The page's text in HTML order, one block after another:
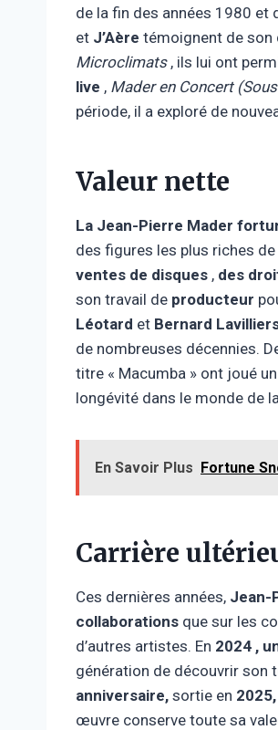
de la fin des années 1980 et
et J’Aère témoignent de son
Microclimats, ils lui ont
live , Mader en Concert
période, il a exploré de
Valeur nette
La Jean-Pierre Mader
des figures les plus riches
ventes de disques , des
son travail de producteur
Léotard et Bernard
de nombreuses décennies.
titre « Macumba » ont joué
longévité dans le monde de
En Savoir Plus Fortune
Carrière
Ces dernières années, Jean-
collaborations que sur les
d’autres artistes. En 2024 ,
génération de découvrir son
anniversaire, sortie en 2025,
œuvre conserve toute sa